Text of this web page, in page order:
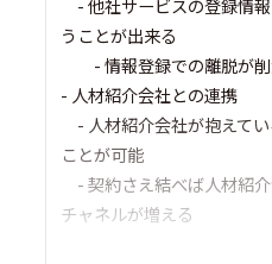
- 他社サービスの登録情
うことが出来る
- 情報登録での離脱が
- 人材紹介会社との連携
- 人材紹介会社が抱えて
ことが可能
- 契約さえ結べば人材紹
チャネルが増える